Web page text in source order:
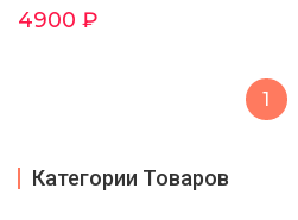
4900 ₽
1
Категории Товаров